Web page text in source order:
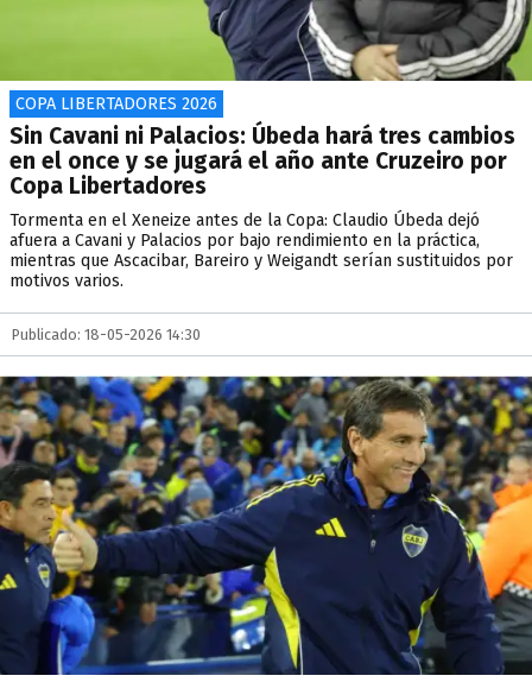
COPA LIBERTADORES 2026
Sin Cavani ni Palacios: Úbeda hará tres cambios
en el once y se jugará el año ante Cruzeiro por
Copa Libertadores
Tormenta en el Xeneize antes de la Copa: Claudio Úbeda dejó
afuera a Cavani y Palacios por bajo rendimiento en la práctica,
mientras que Ascacibar, Bareiro y Weigandt serían sustituidos por
motivos varios.
Publicado: 18-05-2026 14:30